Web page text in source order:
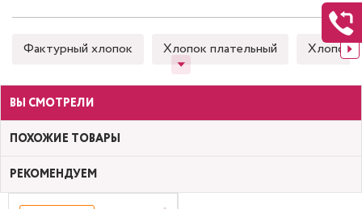
Фактурный хлопок Хлопок плательный Хлопок
ВЫ СМОТРЕЛИ
ПОХОЖИЕ ТОВАРЫ
РЕКОМЕНДУЕМ